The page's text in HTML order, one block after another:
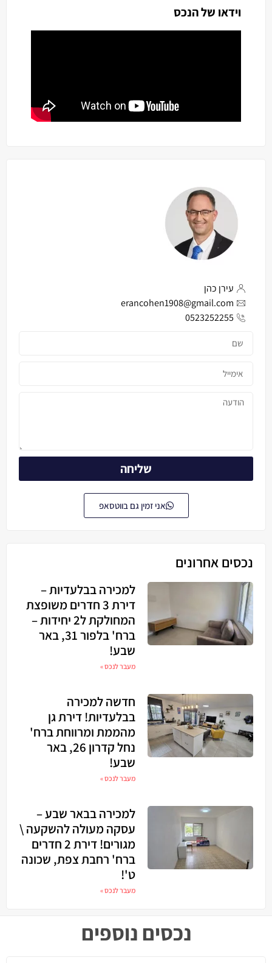
וידאו של הנכס
עירן כהן
erancohen1908@gmail.com
0523252255
שליחה
אני זמין גם בווטסאפ
נכסים אחרונים
למכירה בבלעדיות –
דירת 3 חדרים משופצת
המחולקת ל2 יחידות –
ברח' בלפור 31, באר
שבע!
מעבר לנכס »
חדשה למכירה
בבלעדיות! דירת גן
מהממת ומרווחת ברח'
נחל קדרון 26, באר
שבע!
מעבר לנכס »
למכירה בבאר שבע –
עסקה מעולה להשקעה \
מגורים! דירת 2 חדרים
ברח' רחבת צפת, שכונה
ט'!
מעבר לנכס »
נכסים נוספים